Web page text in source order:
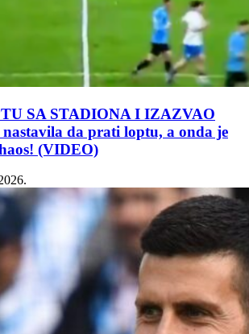
SA STADIONA I IZAZVAO
da prati loptu, a onda je
(VIDEO)